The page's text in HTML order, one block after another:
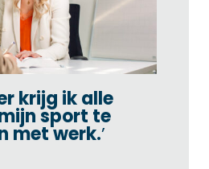
krijg ik alle
sport te
met werk.